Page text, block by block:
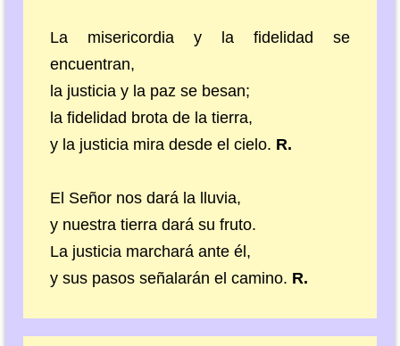
La misericordia y la fidelidad se
encuentran,
la justicia y la paz se besan;
la fidelidad brota de la tierra,
y la justicia mira desde el cielo. R.
El Señor nos dará la lluvia,
y nuestra tierra dará su fruto.
La justicia marchará ante él,
y sus pasos señalarán el camino. R.